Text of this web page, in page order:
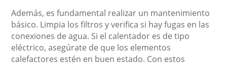
Además, es fundamental realizar un mantenimiento
básico. Limpia los filtros y verifica si hay fugas en las
conexiones de agua. Si el calentador es de tipo
eléctrico, asegúrate de que los elementos
calefactores estén en buen estado. Con estos